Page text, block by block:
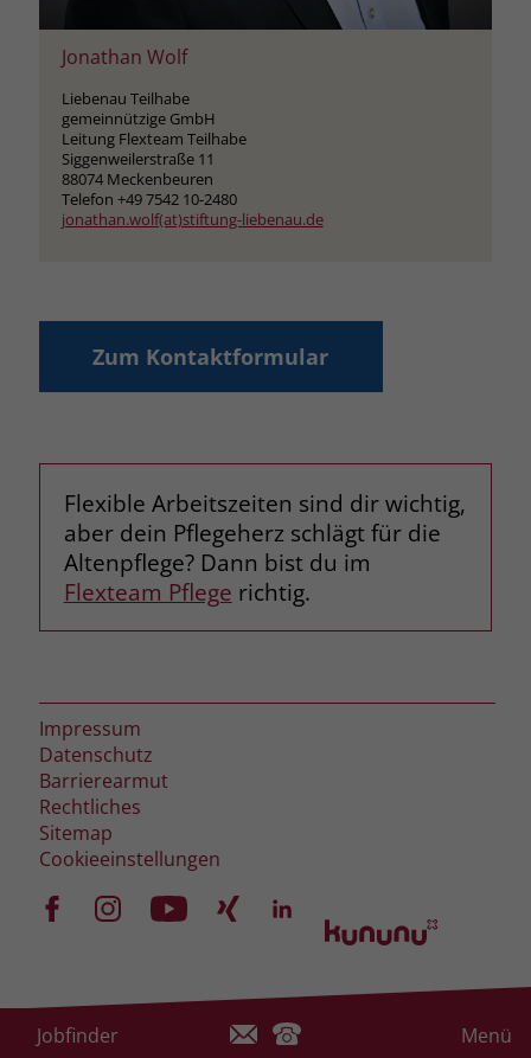
Jonathan Wolf
Liebenau Teilhabe
gemeinnützige GmbH
Leitung Flexteam Teilhabe
Siggenweilerstraße 11
88074 Meckenbeuren
Telefon +49 7542 10-2480
jonathan.wolf(at)stiftung-liebenau.de
Zum Kontaktformular
Flexible Arbeitszeiten sind dir wichtig,
aber dein Pflegeherz schlägt für die
Altenpflege? Dann bist du im
Flexteam Pflege richtig.
Impressum
Datenschutz
Barrierearmut
Rechtliches
Sitemap
Cookieeinstellungen
Jobfinder Menü